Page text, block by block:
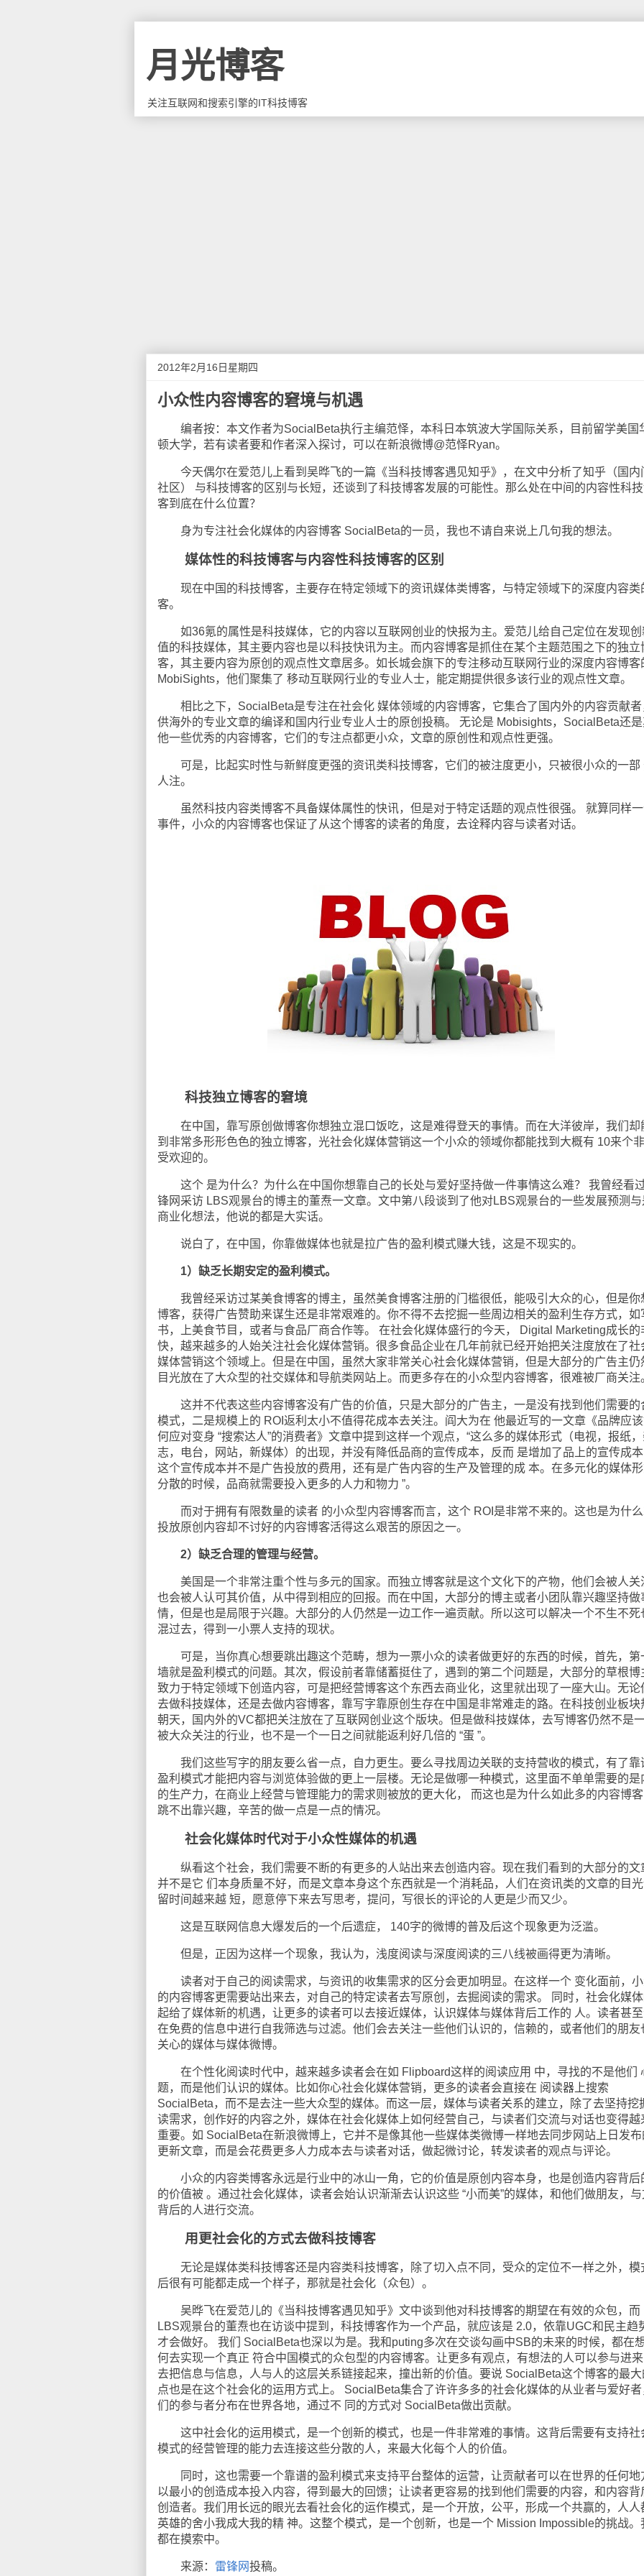
月光博客
关注互联网和搜索引擎的IT科技博客
2012年2月16日星期四
小众性内容博客的窘境与机遇
编者按：本文作者为SocialBeta执行主编范怿，本科日本筑波大学国际关系，目前留学美国
顿大学，若有读者要和作者深入探讨，可以在新浪微博@范怿Ryan。
今天偶尔在爱范儿上看到吴晔飞的一篇《当科技博客遇见知乎》，在文中分析了知乎（国内
社区） 与科技博客的区别与长短，还谈到了科技博客发展的可能性。那么处在中间的内容性科
客到底在什么位置？
身为专注社会化媒体的内容博客 SocialBeta的一员，我也不请自来说上几句我的想法。
媒体性的科技博客与内容性科技博客的区别
现在中国的科技博客，主要存在特定领域下的资讯媒体类博客，与特定领域下的深度内容类
客。
如36氪的属性是科技媒体，它的内容以互联网创业的快报为主。爱范儿给自己定位在发现创
值的科技媒体，其主要内容也是以科技快讯为主。而内容博客是抓住在某个主题范围之下的独立
客，其主要内容为原创的观点性文章居多。如长城会旗下的专注移动互联网行业的深度内容博客
MobiSights，他们聚集了 移动互联网行业的专业人士，能定期提供很多该行业的观点性文章。
相比之下，SocialBeta是专注在社会化 媒体领域的内容博客，它集合了国内外的内容贡献者
供海外的专业文章的编译和国内行业专业人士的原创投稿。 无论是 Mobisights，SocialBeta还
他一些优秀的内容博客，它们的专注点都更小众，文章的原创性和观点性更强。
可是，比起实时性与新鲜度更强的资讯类科技博客，它们的被注度更小，只被很小众的一部
人注。
虽然科技内容类博客不具备媒体属性的快讯，但是对于特定话题的观点性很强。 就算同样
事件，小众的内容博客也保证了从这个博客的读者的角度，去诠释内容与读者对话。
科技独立博客的窘境
在中国，靠写原创做博客你想独立混口饭吃，这是难得登天的事情。而在大洋彼岸，我们却
到非常多形形色色的独立博客，光社会化媒体营销这一个小众的领域你都能找到大概有 10来个
受欢迎的。
这个 是为什么？为什么在中国你想靠自己的长处与爱好坚持做一件事情这么难？ 我曾经看
锋网采访 LBS观景台的博主的董焘一文章。文中第八段谈到了他对LBS观景台的一些发展预测与
商业化想法，他说的都是大实话。
说白了，在中国，你靠做媒体也就是拉广告的盈利模式赚大钱，这是不现实的。
1）缺乏长期安定的盈利模式。
我曾经采访过某美食博客的博主，虽然美食博客注册的门槛很低，能吸引大众的心，但是你
博客，获得广告赞助来谋生还是非常艰难的。你不得不去挖掘一些周边相关的盈利生存方式，如
书，上美食节目，或者与食品厂商合作等。 在社会化媒体盛行的今天， Digital Marketing成长的
快，越来越多的人始关注社会化媒体营销。很多食品企业在几年前就已经开始把关注度放在了社
媒体营销这个领域上。但是在中国，虽然大家非常关心社会化媒体营销，但是大部分的广告主仍
目光放在了大众型的社交媒体和导航类网站上。而更多存在的小众型内容博客，很难被厂商关注
这并不代表这些内容博客没有广告的价值，只是大部分的广告主，一是没有找到他们需要的
模式，二是规模上的 ROI返利太小不值得花成本去关注。阎大为在 他最近写的一文章《品牌应该
何应对变身 “搜索达人”的消费者》文章中提到这样一个观点，“这么多的媒体形式（电视，报纸
志，电台，网站，新媒体）的出现，并没有降低品商的宣传成本，反而 是增加了品上的宣传成本
这个宣传成本并不是广告投放的费用，还有是广告内容的生产及管理的成 本。在多元化的媒体
分散的时候，品商就需要投入更多的人力和物力 ”。
而对于拥有有限数量的读者 的小众型内容博客而言，这个 ROI是非常不来的。这也是为什
投放原创内容却不讨好的内容博客活得这么艰苦的原因之一。
2）缺乏合理的管理与经营。
美国是一个非常注重个性与多元的国家。而独立博客就是这个文化下的产物，他们会被人关
也会被人认可其价值，从中得到相应的回报。而在中国，大部分的博主或者小团队靠兴趣坚持做
情，但是也是局限于兴趣。大部分的人仍然是一边工作一遍贡献。所以这可以解决一个不生不死
混过去，得到一小票人支持的现状。
可是，当你真心想要跳出趣这个范畴，想为一票小众的读者做更好的东西的时候，首先，第
墙就是盈利模式的问题。其次，假设前者靠储蓄挺住了，遇到的第二个问题是，大部分的草根博
致力于特定领域下创造内容，可是把经营博客这个东西去商业化，这里就出现了一座大山。无论
去做科技媒体，还是去做内容博客，靠写字靠原创生存在中国是非常难走的路。在科技创业板块
朝天，国内外的VC都把关注放在了互联网创业这个版块。但是做科技媒体，去写博客仍然不是
被大众关注的行业，也不是一个一日之间就能返利好几倍的 “蛋 ”。
我们这些写字的朋友要么省一点，自力更生。要么寻找周边关联的支持营收的模式，有了靠
盈利模式才能把内容与浏览体验做的更上一层楼。无论是做哪一种模式，这里面不单单需要的是
的生产力，在商业上经营与管理能力的需求则被放的更大化， 而这也是为什么如此多的内容博客
跳不出靠兴趣，辛苦的做一点是一点的情况。
社会化媒体时代对于小众性媒体的机遇
纵看这个社会，我们需要不断的有更多的人站出来去创造内容。现在我们看到的大部分的文
并不是它 们本身质量不好，而是文章本身这个东西就是一个消耗品，人们在资讯类的文章的目
留时间越来越 短，愿意停下来去写思考，提问，写很长的评论的人更是少而又少。
这是互联网信息大爆发后的一个后遗症， 140字的微博的普及后这个现象更为泛滥。
但是，正因为这样一个现象，我认为，浅度阅读与深度阅读的三八线被画得更为清晰。
读者对于自己的阅读需求，与资讯的收集需求的区分会更加明显。在这样一个 变化面前，
的内容博客更需要站出来去，对自己的特定读者去写原创，去掘阅读的需求。 同时，社会化媒
起给了媒体新的机遇，让更多的读者可以去接近媒体，认识媒体与媒体背后工作的 人。读者甚
在免费的信息中进行自我筛选与过滤。他们会去关注一些他们认识的，信赖的，或者他们的朋友
关心的媒体与媒体微博。
在个性化阅读时代中，越来越多读者会在如 Flipboard这样的阅读应用 中，寻找的不是他们
题，而是他们认识的媒体。比如你心社会化媒体营销，更多的读者会直接在 阅读器上搜索
SocialBeta，而不是去注一些大众型的媒体。而这一层，媒体与读者关系的建立，除了去坚持挖
读需求，创作好的内容之外，媒体在社会化媒体上如何经营自己，与读者们交流与对话也变得越
重要。如 SocialBeta在新浪微博上，它并不是像其他一些媒体类微博一样地去同步网站上日发布
更新文章，而是会花费更多人力成本去与读者对话，做起微讨论，转发读者的观点与评论。
小众的内容类博客永远是行业中的冰山一角，它的价值是原创内容本身，也是创造内容背后
的价值被 。通过社会化媒体，读者会始认识渐渐去认识这些 “小而美”的媒体，和他们做朋友，
背后的人进行交流。
用更社会化的方式去做科技博客
无论是媒体类科技博客还是内容类科技博客，除了切入点不同，受众的定位不一样之外，模
后很有可能都走成一个样子，那就是社会化（众包）。
吴晔飞在爱范儿的《当科技博客遇见知乎》文中谈到他对科技博客的期望在有效的众包，而
LBS观景台的董焘也在访谈中提到，科技博客作为一个产品，就应该是 2.0，依靠UGC和民主趋
才会做好。 我们 SocialBeta也深以为是。我和puting多次在交谈勾画中SB的未来的时候，都在
何去实现一个真正 符合中国模式的众包型的内容博客。让更多有观点，有想法的人可以参与进来
去把信息与信息，人与人的这层关系链接起来，撞出新的价值。要说 SocialBeta这个博客的最
点也是在这个社会化的运用方式上。 SocialBeta集合了许许多多的社会化媒体的从业者与爱好
们的参与者分布在世界各地，通过不 同的方式对 SocialBeta做出贡献。
这中社会化的运用模式，是一个创新的模式，也是一件非常难的事情。这背后需要有支持社
模式的经营管理的能力去连接这些分散的人，来最大化每个人的价值。
同时，这也需要一个靠谱的盈利模式来支持平台整体的运营，让贡献者可以在世界的任何地
以最小的创造成本投入内容，得到最大的回馈；让读者更容易的找到他们需要的内容，和内容背
创造者。我们用长远的眼光去看社会化的运作模式，是一个开放，公平，形成一个共赢的，人人
英雄的舍小我成大我的精 神。这整个模式，是一个创新，也是一个 Mission Impossible的挑战。
都在摸索中。
来源： 雷锋网投稿。